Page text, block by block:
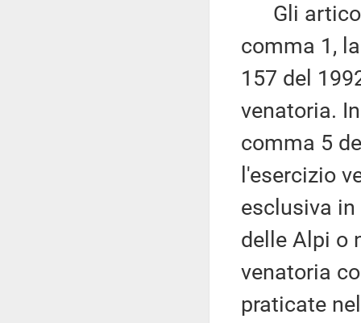
Gli articoli
comma 1,
157 del
venatoria.
comma 5
l'esercizio
esclusiva
delle Alpi o
venatoria
praticate